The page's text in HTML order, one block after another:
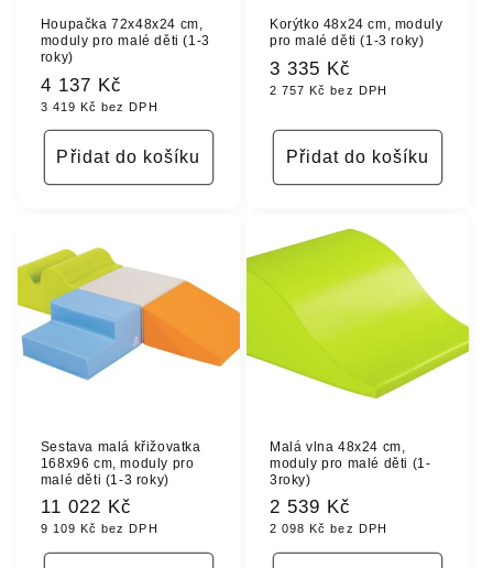
Houpačka 72x48x24 cm,
moduly pro malé děti (1-3
roky)
Běžná
cena
4 137 Kč
3 419 Kč bez DPH
Přidat do košíku
Korýtko 48x24 cm, moduly
pro malé děti (1-3 roky)
Běžná
cena
3 335 Kč
2 757 Kč bez DPH
Přidat do košíku
Sestava malá křižovatka
168x96 cm, moduly pro
malé děti (1-3 roky)
Běžná
cena
11 022 Kč
9 109 Kč bez DPH
Malá vlna 48x24 cm,
moduly pro malé děti (1-
3roky)
Běžná
cena
2 539 Kč
2 098 Kč bez DPH